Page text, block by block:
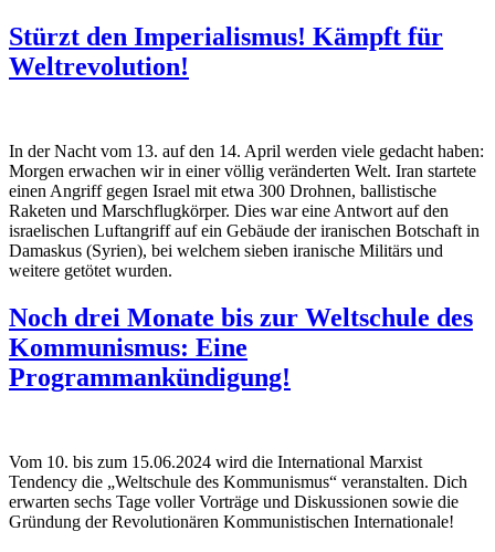
Stürzt den Imperialismus! Kämpft für
Weltrevolution!
In der Nacht vom 13. auf den 14. April werden viele gedacht haben:
Morgen erwachen wir in einer völlig veränderten Welt. Iran startete
einen Angriff gegen Israel mit etwa 300 Drohnen, ballistische
Raketen und Marschflugkörper. Dies war eine Antwort auf den
israelischen Luftangriff auf ein Gebäude der iranischen Botschaft in
Damaskus (Syrien), bei welchem sieben iranische Militärs und
weitere getötet wurden.
Noch drei Monate bis zur Weltschule des
Kommunismus: Eine
Programmankündigung!
Vom 10. bis zum 15.06.2024 wird die International Marxist
Tendency die „Weltschule des Kommunismus“ veranstalten. Dich
erwarten sechs Tage voller Vorträge und Diskussionen sowie die
Gründung der Revolutionären Kommunistischen Internationale!